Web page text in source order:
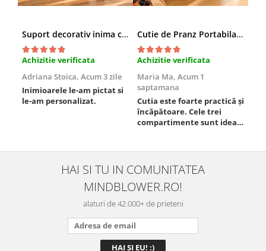
Suport decorativ inima cu mesaje, Cadou cu suflet
Achizitie verificata
Adriana Stoica, Acum 3 zile
Inimioarele le-am pictat si
le-am personalizat.
Cutie de Pranz Portabila cu Compartimente
Achizitie verificata
Maria Ma, Acum 1
saptamana
Cutia este foarte practică și
încăpătoare. Cele trei
compartimente sunt ideale
este sigură, fără scurgeri. O
folosesc aproape zilnic la
serviciu și sunt foarte
mulțumită.
HAI SI TU IN COMUNITATEA
MINDBLOWER.RO!
alaturi de 42.000+ de prieteni